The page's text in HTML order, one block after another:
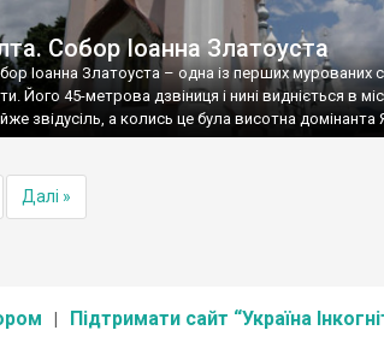
Собор Іоанна Златоуста
Іоанна Златоуста – одна із перших мурованих
Його 45-метрова дзвіниця і нині видніється в
звідусіль, а колись це була висотна домінанта
Далі »
Підтримати сайт “Україна